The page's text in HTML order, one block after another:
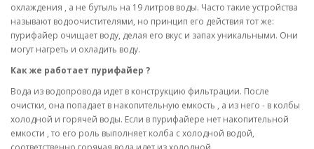
охлаждения , а не бутыль на 19 литров воды. Часто такие устройства
называют водоочистителями, но принцип его действия тот же:
пурифайер очищает воду, делая его вкус и запах уникальными. Они
могут нагреть и охладить воду.
Как же работает пурифайер ?
Вода из водопровода идет в конструкцию фильтрации. После
очистки, она попадает в накопительную емкость , а из него - в колбы
холодной и горячей воды. Если в пурифайере нет накопительной
емкости , то его роль выполняет колба с холодной водой,